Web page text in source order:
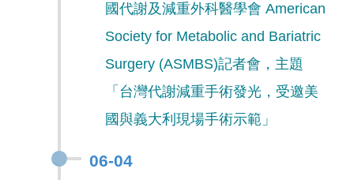
國代謝及減重外科醫學會 American
Society for Metabolic and Bariatric
Surgery (ASMBS)記者會，主題
「台灣代謝減重手術發光，受邀美
國與義大利現場手術示範」
06-04